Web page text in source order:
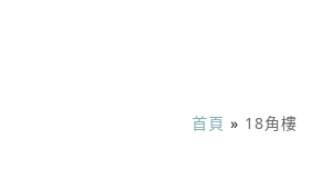
首頁 » 18角樓